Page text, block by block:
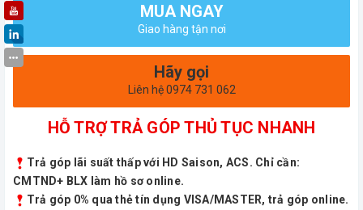
MUA NGAY
Giao hàng tận nơi
Hãy gọi
Liên hệ 0974 731 062
HỖ TRỢ TRẢ GÓP THỦ TỤC NHANH
Trả góp lãi suất thấp với HD Saison, ACS. Chỉ cần:
CMTND+ BLX làm hồ sơ online.
Trả góp 0% qua thẻ tín dụng VISA/MASTER, trả góp online.